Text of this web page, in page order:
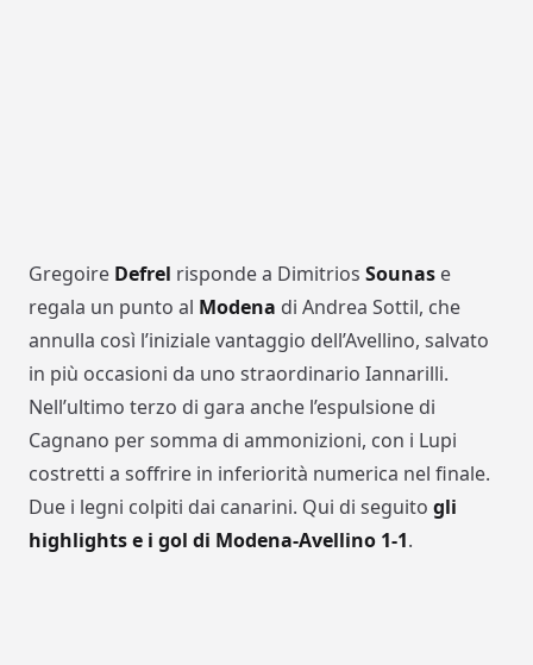
Gregoire Defrel risponde a Dimitrios Sounas e
regala un punto al Modena di Andrea Sottil, che
annulla così l’iniziale vantaggio dell’Avellino, salvato
in più occasioni da uno straordinario Iannarilli.
Nell’ultimo terzo di gara anche l’espulsione di
Cagnano per somma di ammonizioni, con i Lupi
costretti a soffrire in inferiorità numerica nel finale.
Due i legni colpiti dai canarini. Qui di seguito gli
highlights e i gol di Modena-Avellino 1-1.